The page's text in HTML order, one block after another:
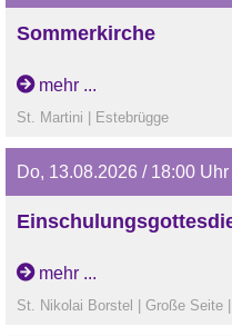
Sommerkirche
Sommerkirche
mehr ...
St. Martini | Estebrügge
Do, 13.08.2026 / 18:00 Uhr
Einschulungsgottesdienst
mehr ...
St. Nikolai Borstel | Große Seite